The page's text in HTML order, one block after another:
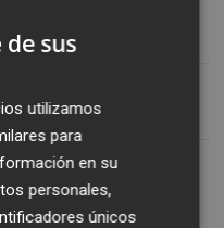
ADAPTADO
sus
utilizamos
para
en su
personales,
únicos